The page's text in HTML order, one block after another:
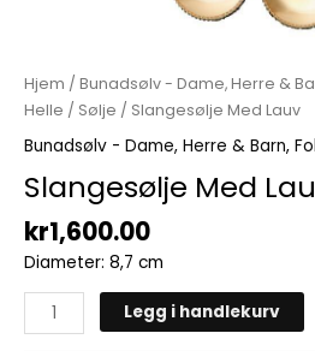
Hjem / Bunadsølv - Dame, Herre &
Helle / Sølje / Slangesølje Med Lauv
Bunadsølv - Dame, Herre & Barn,
Slangesølje Med
kr1,600.00
Diameter: 8,7 cm
Legg i handlekurv